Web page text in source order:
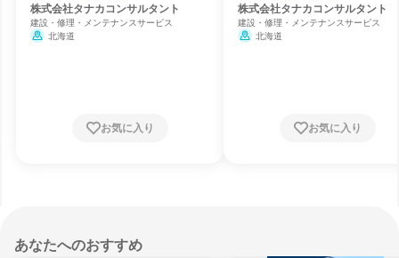
株式会社タナカコンサルタント
建設・修理・メンテナンスサービス
北海道
お気に入り
株式会社タナカコンサルタント
建設・修理・メンテナンスサービス
北海道
お気に入り
あなたへのおすすめ